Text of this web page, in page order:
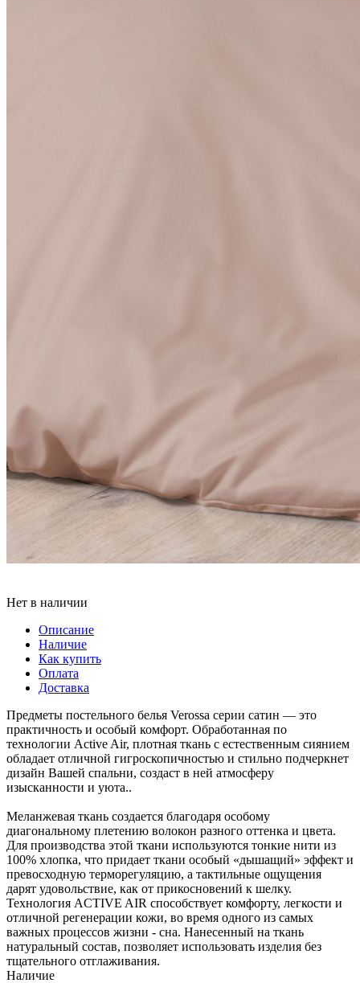
Нет в наличии
Описание
Наличие
Как купить
Оплата
Доставка
Предметы постельного белья Verossa серии сатин — это
практичность и особый комфорт. Обработанная по
технологии Active Air, плотная ткань с естественным сиянием
обладает отличной гигроскопичностью и стильно подчеркнет
дизайн Вашей спальни, создаст в ней атмосферу
изысканности и уюта..
Меланжевая ткань создается благодаря особому
диагональному плетению волокон разного оттенка и цвета.
Для производства этой ткани используются тонкие нити из
100% хлопка, что придает ткани особый «дышащий» эффект и
превосходную терморегуляцию, а тактильные ощущения
дарят удовольствие, как от прикосновений к шелку.
Технология ACTIVE AIR способствует комфорту, легкости и
отличной регенерации кожи, во время одного из самых
важных процессов жизни - сна. Нанесенный на ткань
натуральный состав, позволяет использовать изделия без
тщательного отглаживания.
Наличие